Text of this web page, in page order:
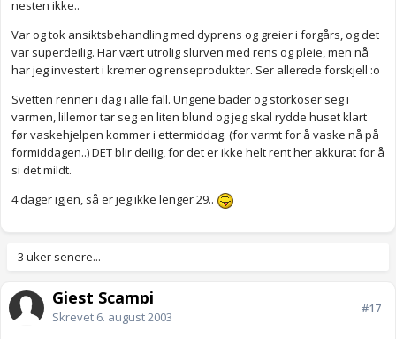
nesten ikke..
Var og tok ansiktsbehandling med dyprens og greier i forgårs, og det
var superdeilig. Har vært utrolig slurven med rens og pleie, men nå
har jeg investert i kremer og renseprodukter. Ser allerede forskjell :o
Svetten renner i dag i alle fall. Ungene bader og storkoser seg i
varmen, lillemor tar seg en liten blund og jeg skal rydde huset klart
før vaskehjelpen kommer i ettermiddag. (for varmt for å vaske nå på
formiddagen..) DET blir deilig, for det er ikke helt rent her akkurat for å
si det mildt.
4 dager igjen, så er jeg ikke lenger 29..
3 uker senere...
Gjest Scampi
Skrevet 6. august 2003
#17